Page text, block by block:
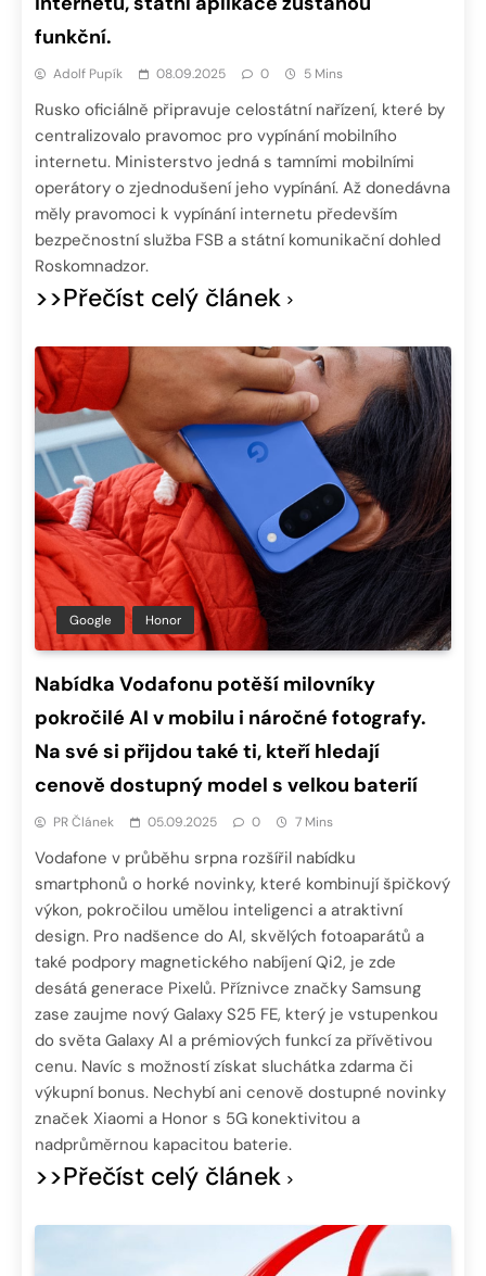
funkční.
Adolf Pupík 08.09.2025 0 5 Mins
Rusko oficiálně připravuje celostátní nařízení, které by
centralizovalo pravomoc pro vypínání mobilního
internetu. Ministerstvo jedná s tamními mobilními
operátory o zjednodušení jeho vypínání. Až donedávna
měly pravomoci k vypínání internetu především
bezpečnostní služba FSB a státní komunikační dohled
Roskomnadzor.
>>Přečíst celý článek
Google Honor
Nabídka Vodafonu potěší milovníky
pokročilé AI v mobilu i náročné fotografy.
Na své si přijdou také ti, kteří hledají
cenově dostupný model s velkou baterií
PR Článek 05.09.2025 0 7 Mins
Vodafone v průběhu srpna rozšířil nabídku
smartphonů o horké novinky, které kombinují špičkový
výkon, pokročilou umělou inteligenci a atraktivní
design. Pro nadšence do AI, skvělých fotoaparátů a
také podpory magnetického nabíjení Qi2, je zde
desátá generace Pixelů. Příznivce značky Samsung
zase zaujme nový Galaxy S25 FE, který je vstupenkou
do světa Galaxy AI a prémiových funkcí za přívětivou
cenu. Navíc s možností získat sluchátka zdarma či
výkupní bonus. Nechybí ani cenově dostupné novinky
značek Xiaomi a Honor s 5G konektivitou a
nadprůměrnou kapacitou baterie.
>>Přečíst celý článek